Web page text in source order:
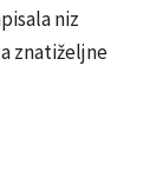
niz
znatiželjne